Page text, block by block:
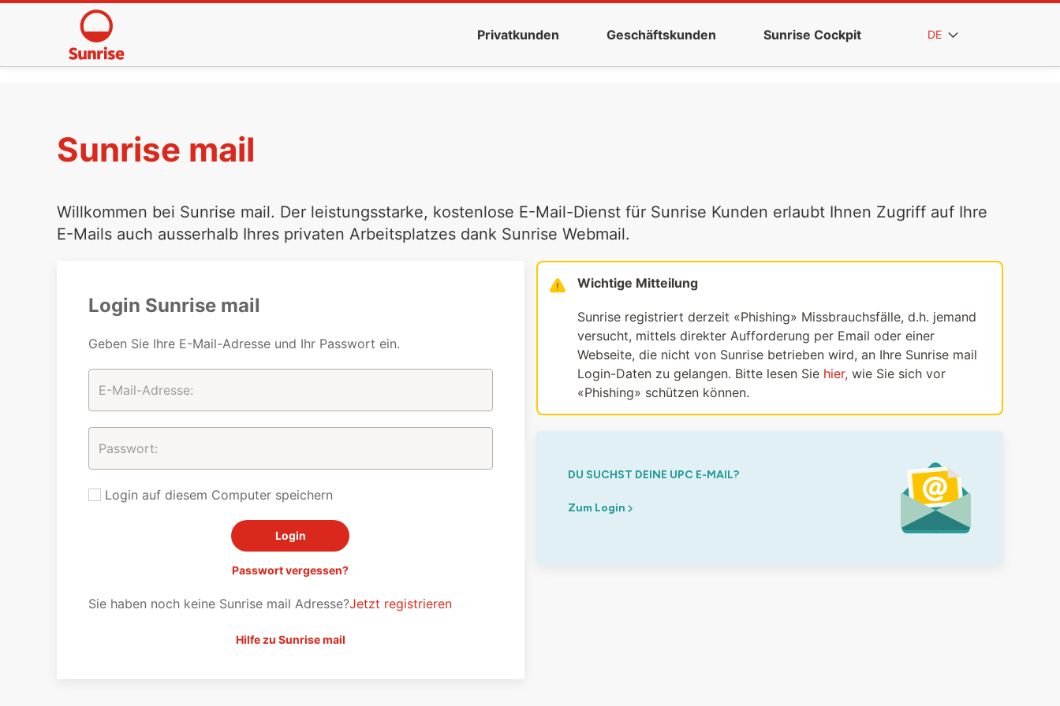
Privatkunden Geschäftskunden Sunrise Cockpit DE
Sunrise mail
Willkommen bei Sunrise mail. Der leistungsstarke, kostenlose E-Mail-Dienst für Sunrise Kunden erlaubt Ihnen Zugriff auf Ihre
E-Mails auch ausserhalb Ihres privaten Arbeitsplatzes dank Sunrise Webmail.
Login Sunrise mail
Geben Sie Ihre E-Mail-Adresse und Ihr Passwort ein.
Login auf diesem Computer speichern
Passwort vergessen?
Sie haben noch keine Sunrise mail Adresse?Jetzt registrieren
Hilfe zu Sunrise mail
Wichtige Mitteilung
Sunrise registriert derzeit «Phishing» Missbrauchsfälle, d.h. jemand
versucht, mittels direkter Aufforderung per Email oder einer
Webseite, die nicht von Sunrise betrieben wird, an Ihre Sunrise mail
Login-Daten zu gelangen. Bitte lesen Sie hier,wie Sie sich vor
«Phishing» schützen können.
DU SUCHST DEINE UPC E-MAIL?
Zum Login